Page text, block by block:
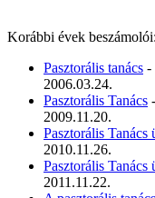
Korábbi évek beszámolói:
Pasztorális tanács -
2006.03.24.
Pasztorális Tanács
2009.11.20.
Pasztorális Tanács
2010.11.26.
Pasztorális Tanács
2011.11.22.